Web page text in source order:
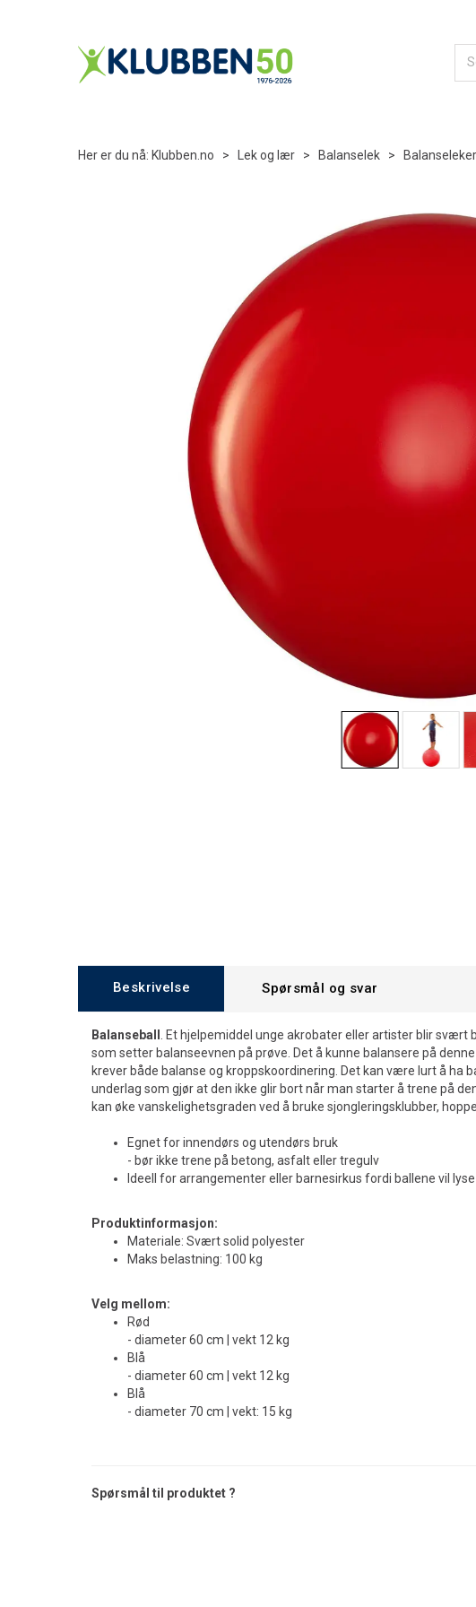
Her er du nå: Klubben.no > Lek og lær > Balanselek > Balanseleker
Beskrivelse Spørsmål og svar
Balanseball
. Et hjelpemiddel unge akrobater eller artister blir svært
som setter balanseevnen på prøve. Det å kunne balansere på
krever både balanse og kroppskoordinering. Det kan være lurt å ha
underlag som gjør at den ikke glir bort når man starter å trene på
kan øke vanskelighetsgraden ved å bruke sjongleringsklubber,
Egnet for innendørs og utendørs bruk
- bør ikke trene på betong, asfalt eller tregulv
Ideell for arrangementer eller barnesirkus fordi ballene vil
Produktinformasjon:
Materiale: Svært solid polyester
Maks belastning: 100 kg
Velg mellom:
Rød
- diameter 60 cm | vekt 12 kg
Blå
- diameter 60 cm | vekt 12 kg
Blå
- diameter 70 cm | vekt: 15 kg
Spørsmål til produktet ?